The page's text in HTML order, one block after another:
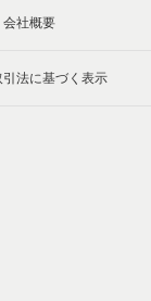
会社概要
法に基づく表示